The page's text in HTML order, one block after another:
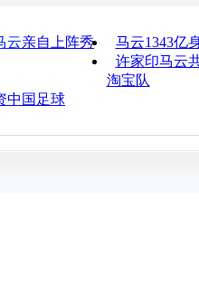
云亲自上阵秀
马云1343亿
许家印马云
淘宝队
中国足球